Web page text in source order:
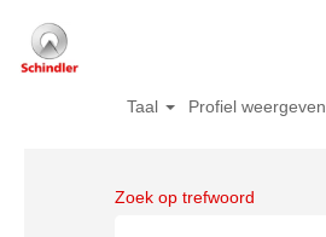
Taal Profiel weergeven
Zoek op trefwoord